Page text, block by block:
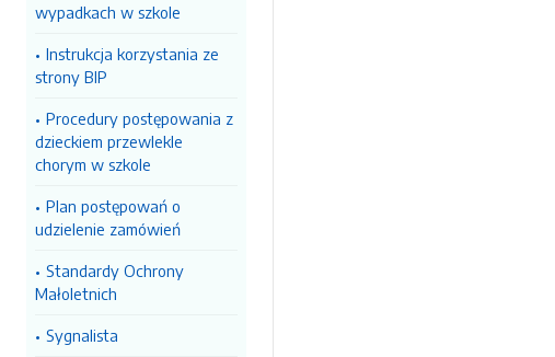
wypadkach w szkole
Instrukcja korzystania ze
strony BIP
Procedury postępowania z
dzieckiem przewlekle
chorym w szkole
Plan postępowań o
udzielenie zamówień
Standardy Ochrony
Małoletnich
Sygnalista